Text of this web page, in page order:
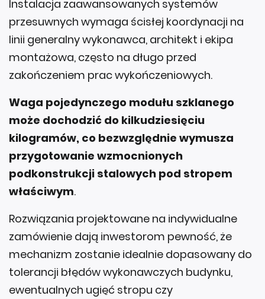
Instalacja zaawansowanych systemów
przesuwnych wymaga ścisłej koordynacji na
linii generalny wykonawca, architekt i ekipa
montażowa, często na długo przed
zakończeniem prac wykończeniowych.
Waga pojedynczego modułu szklanego
może dochodzić do kilkudziesięciu
kilogramów, co bezwzględnie wymusza
przygotowanie wzmocnionych
podkonstrukcji stalowych pod stropem
właściwym.
Rozwiązania projektowane na indywidualne
zamówienie dają inwestorom pewność, że
mechanizm zostanie idealnie dopasowany do
tolerancji błędów wykonawczych budynku,
ewentualnych ugięć stropu czy